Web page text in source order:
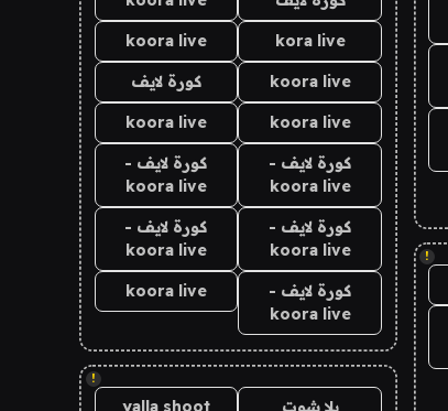
!
kora live
koora live
koora live كورة لايف
koora live
koora live
كورة لايف -
koora live
كورة لايف -
koora live
كورة لايف -
koora live
كورة لايف -
koora live
كورة لايف -
koora live
koora live
!
يلا شوت yalla shoot